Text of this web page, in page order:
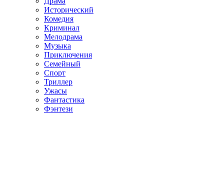
Исторический
Комедия
Криминал
Мелодрама
Музыка
Приключения
Семейный
Спорт
Триллер
Ужасы
Фантастика
Фэнтези